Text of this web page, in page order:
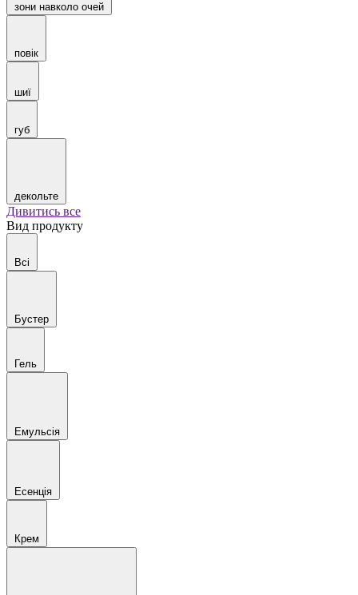
зони навколо очей
повік
шиї
губ
декольте
Дивитись все
Вид продукту
Всі
Бустер
Гель
Емульсія
Есенція
Крем